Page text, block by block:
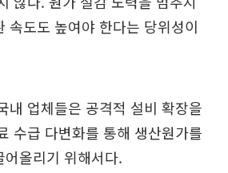
속도도 높여야 한다는 당위성이
내 업체들은 공격적 설비 확장을
수급 다변화를 통해 생산원가를
올리기 위해서다.